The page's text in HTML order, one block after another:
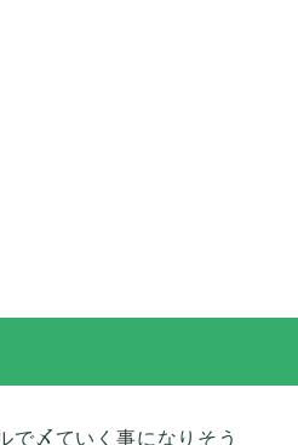
で〆ていく事になりそう